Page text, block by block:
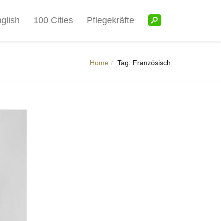
100 Cities Pflegekräfte
Home Tag: Französisch